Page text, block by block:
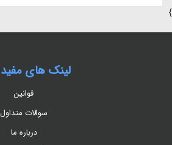
}
لینک های مفید
قوانین
سوالات متداول
درباره ما